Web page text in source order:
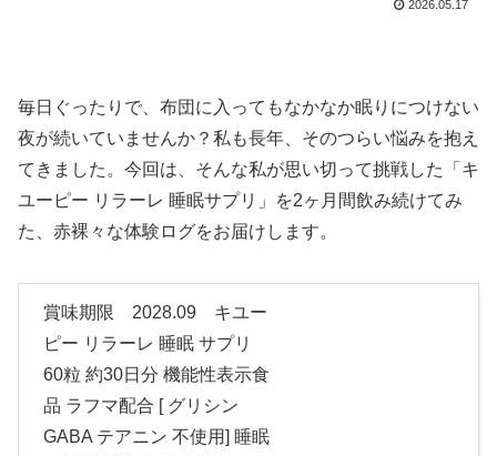
2026.05.17
毎日ぐったりで、布団に入ってもなかなか眠りにつけない
夜が続いていませんか？私も長年、そのつらい悩みを抱え
てきました。今回は、そんな私が思い切って挑戦した「キ
ユーピー リラーレ 睡眠サプリ」を2ヶ月間飲み続けてみ
た、赤裸々な体験ログをお届けします。
賞味期限 2028.09 キユー
ピー リラーレ 睡眠 サプリ
60粒 約30日分 機能性表示食
品 ラフマ配合 [ グリシン
GABA テアニン 不使用] 睡眠